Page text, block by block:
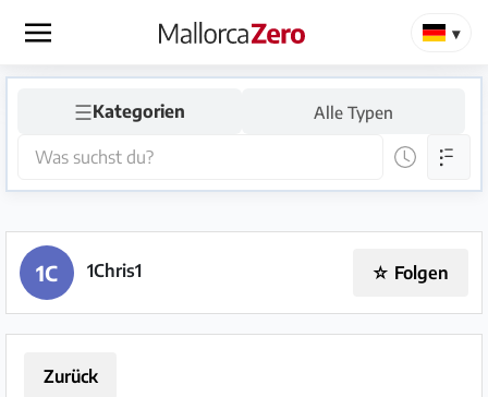
×
Startseite
Shop
☰Kategorien Alle Typen
1C 1Chris1 ☆ Folgen
Zurück